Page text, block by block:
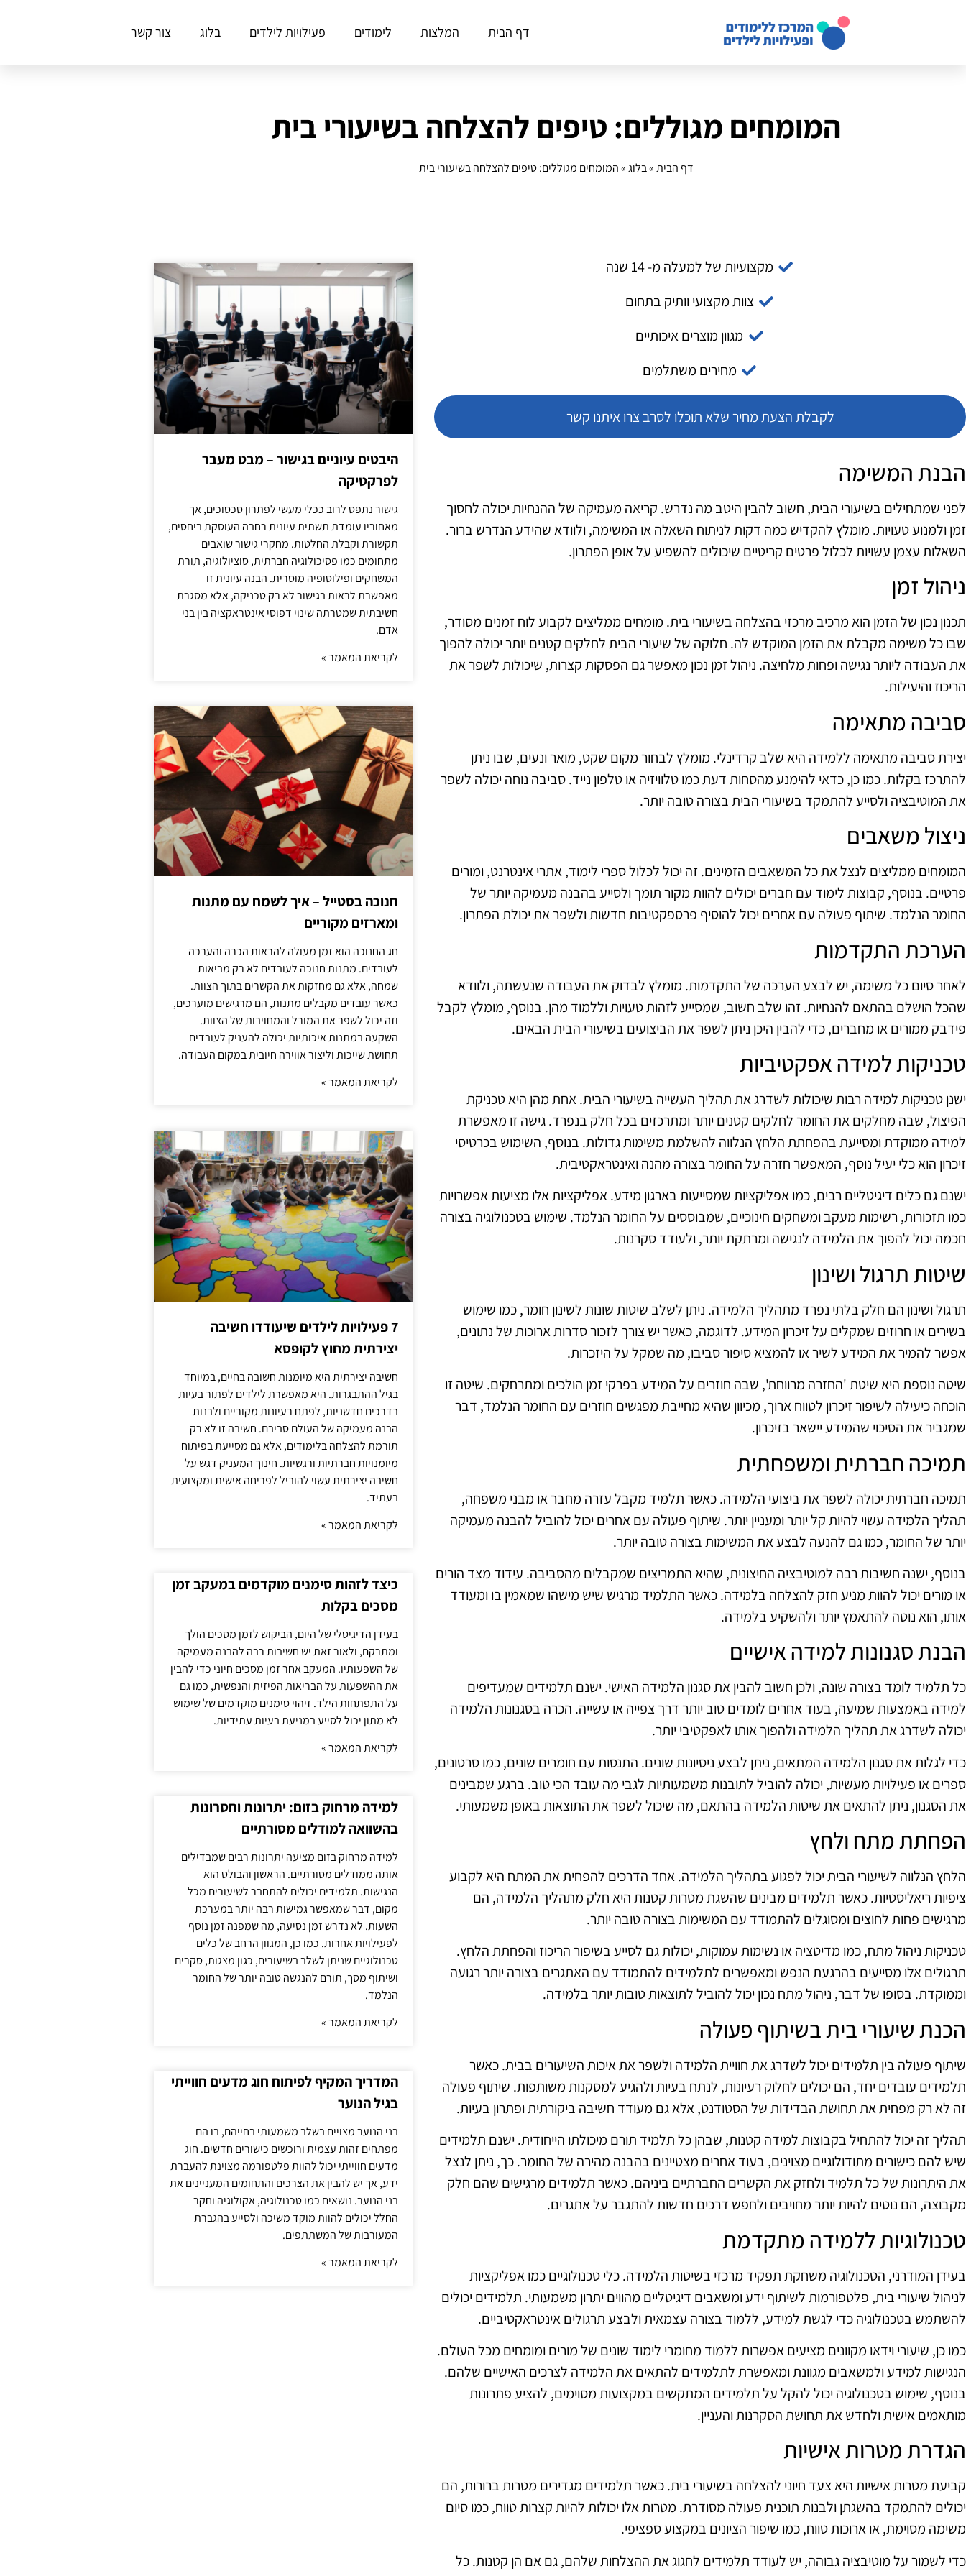
דף הבית המלצות לימודים פעילויות לילדים בלוג צור קשר
המומחים מגוללים: טיפים להצלחה בשיעורי בית
דף הבית»בלוג»המומחים מגוללים: טיפים להצלחה בשיעורי בית
מקצועיות של למעלה מ- 14 שנה
צוות מקצועי וותיק בתחום
מגוון מוצרים איכותיים
מחירים משתלמים
לקבלת הצעת מחיר שלא תוכלו לסרב צרו איתנו קשר
הבנת המשימה
לפני שמתחילים בשיעורי הבית, חשוב להבין היטב מה נדרש. קריאה מעמיקה של ההנחיות יכולה לחסוך
זמן ולמנוע טעויות. מומלץ להקדיש כמה דקות לניתוח השאלה או המשימה, ולוודא שהידע הנדרש ברור.
השאלות עצמן עשויות לכלול פרטים קריטיים שיכולים להשפיע על אופן הפתרון.
ניהול זמן
תכנון נכון של הזמן הוא מרכיב מרכזי בהצלחה בשיעורי בית. מומחים ממליצים לקבוע לוח זמנים מסודר,
שבו כל משימה מקבלת את הזמן המוקדש לה. חלוקה של שיעורי הבית לחלקים קטנים יותר יכולה להפוך
את העבודה ליותר נגישה ופחות מלחיצה. ניהול זמן נכון מאפשר גם הפסקות קצרות, שיכולות לשפר את
הריכוז והיעילות.
סביבה מתאימה
יצירת סביבה מתאימה ללמידה היא שלב קרדינלי. מומלץ לבחור מקום שקט, מואר ונעים, שבו ניתן
להתרכז בקלות. כמו כן, כדאי להימנע מהסחות דעת כמו טלוויזיה או טלפון נייד. סביבה נוחה יכולה לשפר
את המוטיבציה ולסייע להתמקד בשיעורי הבית בצורה טובה יותר.
ניצול משאבים
המומחים ממליצים לנצל את כל המשאבים הזמינים. זה יכול לכלול ספרי לימוד, אתרי אינטרנט, ומורים
פרטיים. בנוסף, קבוצות לימוד עם חברים יכולים להוות מקור תומך ולסייע בהבנה מעמיקה יותר של
החומר הנלמד. שיתוף פעולה עם אחרים יכול להוסיף פרספקטיבות חדשות ולשפר את יכולת הפתרון.
הערכת התקדמות
לאחר סיום כל משימה, יש לבצע הערכה של התקדמות. מומלץ לבדוק את העבודה שנעשתה, ולוודא
שהכל הושלם בהתאם להנחיות. זהו שלב חשוב, שמסייע לזהות טעויות וללמוד מהן. בנוסף, מומלץ לקבל
פידבק ממורים או מחברים, כדי להבין היכן ניתן לשפר את הביצועים בשיעורי הבית הבאים.
טכניקות למידה אפקטיביות
ישנן טכניקות למידה רבות שיכולות לשדרג את תהליך העשייה בשיעורי הבית. אחת מהן היא טכניקת
הפיצול, שבה מחלקים את החומר לחלקים קטנים יותר ומתרכזים בכל חלק בנפרד. גישה זו מאפשרת
למידה ממוקדת ומסייעת בהפחתת הלחץ הנלווה להשלמת משימות גדולות. בנוסף, השימוש בכרטיסי
זיכרון הוא כלי יעיל נוסף, המאפשר חזרה על החומר בצורה מהנה ואינטראקטיבית.
ישנם גם כלים דיגיטליים רבים, כמו אפליקציות שמסייעות בארגון מידע. אפליקציות אלו מציעות אפשרויות
כמו תזכורות, רשימות מעקב ומשחקים חינוכיים, שמבוססים על החומר הנלמד. שימוש בטכנולוגיה בצורה
חכמה יכול להפוך את הלמידה לנגישה ומרתקת יותר, ולעודד סקרנות.
שיטות תרגול ושינון
תרגול ושינון הם חלק בלתי נפרד מתהליך הלמידה. ניתן לשלב שיטות שונות לשינון חומר, כמו שימוש
בשירים או חרוזים שמקלים על זיכרון המידע. לדוגמה, כאשר יש צורך לזכור סדרות ארוכות של נתונים,
אפשר להמיר את המידע לשיר או להמציא סיפור סביבו, מה שמקל על היזכרות.
שיטה נוספת היא שיטת 'החזרה מרווחת', שבה חוזרים על המידע בפרקי זמן הולכים ומתרחקים. שיטה זו
הוכחה כיעילה לשיפור זיכרון לטווח ארוך, מכיוון שהיא מחייבת מפגשים חוזרים עם החומר הנלמד, דבר
שמגביר את הסיכוי שהמידע יישאר בזיכרון.
תמיכה חברתית ומשפחתית
תמיכה חברתית יכולה לשפר את ביצועי הלמידה. כאשר תלמיד מקבל עזרה מחבר או מבני משפחה,
תהליך הלמידה עשוי להיות קל יותר ומעניין יותר. שיתוף פעולה עם אחרים יכול להוביל להבנה מעמיקה
יותר של החומר, כמו גם להנעה לבצע את המשימות בצורה טובה יותר.
בנוסף, ישנה חשיבות רבה למוטיבציה החיצונית, שהיא התמריצים שמקבלים מהסביבה. עידוד מצד הורים
או מורים יכול להוות מניע חזק להצלחה בלמידה. כאשר התלמיד מרגיש שיש מישהו שמאמין בו ומעודד
אותו, הוא נוטה להתאמץ יותר ולהשקיע בלמידה.
הבנת סגנונות למידה אישיים
כל תלמיד לומד בצורה שונה, ולכן חשוב להבין את סגנון הלמידה האישי. ישנם תלמידים שמעדיפים
למידה באמצעות שמיעה, בעוד אחרים לומדים טוב יותר דרך צפייה או עשייה. הכרה בסגנונות הלמידה
יכולה לשדרג את תהליך הלמידה ולהפוך אותו לאפקטיבי יותר.
כדי לגלות את סגנון הלמידה המתאים, ניתן לבצע ניסיונות שונים. התנסות עם חומרים שונים, כמו סרטונים,
ספרים או פעילויות מעשיות, יכולה להוביל לתובנות משמעותיות לגבי מה עובד הכי טוב. ברגע שמבינים
את הסגנון, ניתן להתאים את שיטות הלמידה בהתאם, מה שיכול לשפר את התוצאות באופן משמעותי.
הפחתת מתח ולחץ
הלחץ הנלווה לשיעורי הבית יכול לפגוע בתהליך הלמידה. אחד הדרכים להפחית את המתח היא לקבוע
ציפיות ריאליסטיות. כאשר תלמידים מבינים שהשגת מטרות קטנות היא חלק מתהליך הלמידה, הם
מרגישים פחות לחוצים ומסוגלים להתמודד עם המשימות בצורה טובה יותר.
טכניקות ניהול מתח, כמו מדיטציה או נשימות עמוקות, יכולות גם לסייע בשיפור הריכוז והפחתת הלחץ.
תרגולים אלו מסייעים בהרגעת הנפש ומאפשרים לתלמידים להתמודד עם האתגרים בצורה יותר רגועה
וממוקדת. בסופו של דבר, ניהול מתח נכון יכול להוביל לתוצאות טובות יותר בלמידה.
הכנת שיעורי בית בשיתוף פעולה
שיתוף פעולה בין תלמידים יכול לשדרג את חוויית הלמידה ולשפר את איכות השיעורים בבית. כאשר
תלמידים עובדים יחד, הם יכולים לחלוק רעיונות, לנתח בעיות ולהגיע למסקנות משותפות. שיתוף פעולה
זה לא רק מפחית את תחושת הבדידות של הסטודנט, אלא גם מעודד חשיבה ביקורתית ופתרון בעיות.
תהליך זה יכול להתחיל בקבוצות למידה קטנות, שבהן כל תלמיד תורם מיכולתו הייחודית. ישנם תלמידים
שיש להם כישורים מתודולוגיים מצוינים, בעוד אחרים מצטיינים בהבנה מהירה של החומר. כך, ניתן לנצל
את היתרונות של כל תלמיד ולחזק את הקשרים החברתיים ביניהם. כאשר תלמידים מרגישים שהם חלק
מקבוצה, הם נוטים להיות יותר מחויבים ולחפש דרכים חדשות להתגבר על אתגרים.
טכנולוגיות ללמידה מתקדמת
בעידן המודרני, הטכנולוגיה משחקת תפקיד מרכזי בשיטות הלמידה. כלי טכנולוגיים כמו אפליקציות
לניהול שיעורי בית, פלטפורמות לשיתוף ידע ומשאבים דיגיטליים מהווים יתרון משמעותי. תלמידים יכולים
להשתמש בטכנולוגיה כדי לגשת למידע, ללמוד בצורה עצמאית ולבצע תרגולים אינטראקטיביים.
כמו כן, שיעורי וידאו מקוונים מציעים אפשרות ללמוד מחומרי לימוד שונים של מורים ומומחים מכל העולם.
הנגישות למידע ולמשאבים מגוונת ומאפשרת לתלמידים להתאים את הלמידה לצרכים האישיים שלהם.
בנוסף, שימוש בטכנולוגיה יכול להקל על תלמידים המתקשים במקצועות מסוימים, להציע פתרונות
מותאמים אישית ולחדש את תחושת הסקרנות והעניין.
הגדרת מטרות אישיות
קביעת מטרות אישיות היא צעד חיוני להצלחה בשיעורי בית. כאשר תלמידים מגדירים מטרות ברורות, הם
יכולים להתמקד בהשגתן ולבנות תוכנית פעולה מסודרת. מטרות אלו יכולות להיות קצרות טווח, כמו סיום
משימה מסוימת, או ארוכות טווח, כמו שיפור הציונים במקצוע ספציפי.
כדי לשמור על מוטיבציה גבוהה, יש לעודד תלמידים לחגוג את ההצלחות שלהם, גם אם הן קטנות. כל
היבטים עיוניים בגישור – מבט מעבר
לפרקטיקה
גישור נתפס לרוב ככלי מעשי לפתרון סכסוכים, אך
מאחוריו עומדת תשתית עיונית רחבה העוסקת ביחסים,
תקשורת וקבלת החלטות. מחקרי גישור שואבים
מתחומים כמו פסיכולוגיה חברתית, סוציולוגיה, תורת
המשחקים ופילוסופיה מוסרית. הבנה עיונית זו
מאפשרת לראות בגישור לא רק טכניקה, אלא מסגרת
חשיבתית שמטרתה שינוי דפוסי אינטראקציה בין בני
אדם.
לקריאת המאמר »
חנוכה בסטייל – איך לשמח עם מתנות
ומארזים מקוריים
חג החנוכה הוא זמן מעולה להראות הכרה והערכה
לעובדים. מתנות חנוכה לעובדים לא רק מביאות
שמחה, אלא גם מחזקות את הקשרים בתוך הצוות.
כאשר עובדים מקבלים מתנות, הם מרגישים מוערכים,
וזה יכול לשפר את המורל והמחויבות של הצוות.
השקעה במתנות איכותיות יכולה להעניק לעובדים
תחושת שייכות וליצור אווירה חיובית במקום העבודה.
לקריאת המאמר »
7 פעילויות לילדים שיעודדו חשיבה
יצירתית מחוץ לקופסא
חשיבה יצירתית היא מיומנות חשובה בחיים, במיוחד
בגיל ההתבגרות. היא מאפשרת לילדים לפתור בעיות
בדרכים חדשניות, לפתח רעיונות מקוריים ולבנות
הבנה מעמיקה של העולם סביבם. חשיבה זו לא רק
תורמת להצלחה בלימודים, אלא גם מסייעת בפיתוח
מיומנויות חברתיות ורגשיות. חינוך המעניק דגש על
חשיבה יצירתית עשוי להוביל לפריחה אישית ומקצועית
בעתיד.
לקריאת המאמר »
כיצד לזהות סימנים מוקדמים במעקב זמן
מסכים בקלות
בעידן הדיגיטלי של היום, הביקוש לזמן מסכים הולך
ומתרקם, ולאור זאת יש חשיבות רבה להבנה מעמיקה
של השפעותיו. המעקב אחר זמן מסכים חיוני כדי להבין
את ההשפעות על הבריאות הפיזית והנפשית, כמו גם
על התפתחות הילד. זיהוי סימנים מוקדמים של שימוש
לא מתון יכול לסייע במניעת בעיות עתידיות.
לקריאת המאמר »
למידה מרחוק בזום: יתרונות וחסרונות
בהשוואה למודלים מסורתיים
למידה מרחוק בזום מציעה יתרונות רבים שמבדילים
אותה ממודלים מסורתיים. הראשון והבולט הוא
הנגישות. תלמידים יכולים להתחבר לשיעורים מכל
מקום, דבר שמאפשר גמישות רבה יותר במערכת
השעות. לא נדרש זמן נסיעה, מה שמפנה זמן נוסף
לפעילויות אחרות. כמו כן, המגוון הרחב של כלים
טכנולוגיים שניתן לשלב בשיעורים, כגון מצגות, סקרים
ושיתוף מסך, תורם להנגשה טובה יותר של החומר
הנלמד.
לקריאת המאמר »
המדריך המקיף לפיתוח חוג מדעים חווייתי
בגיל הנוער
בני הנוער מצויים בשלב משמעותי בחייהם, בו הם
מפתחים זהות עצמית ורוכשים כישורים חדשים. חוג
מדעים חווייתי יכול להוות פלטפורמה מצוינת להעברת
ידע, אך יש להבין את הצרכים והתחומים המעניינים את
בני הנוער. נושאים כמו טכנולוגיה, אקולוגיה וחקר
החלל יכולים להוות מוקד משיכה ולסייע בהגברת
המעורבות של המשתתפים.
לקריאת המאמר »